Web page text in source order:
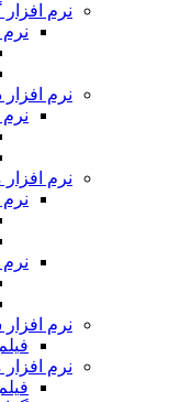
نرم
نرم
نرم
نرم
نرم افزار
نرم
نرم